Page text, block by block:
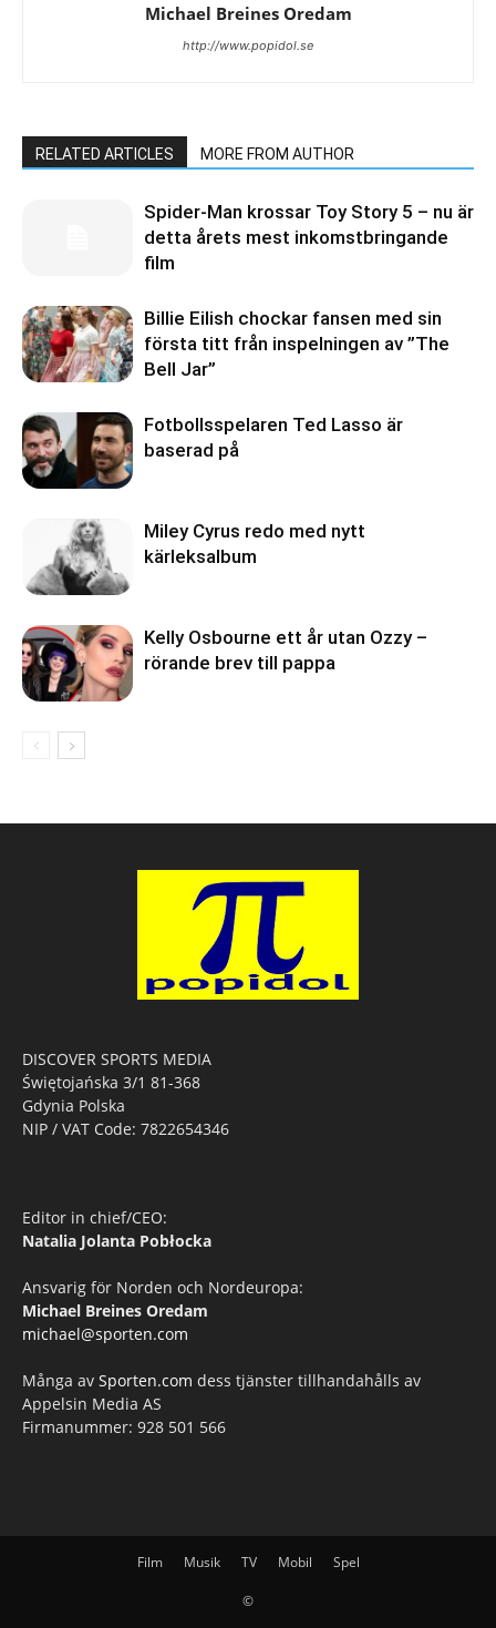
Michael Breines Oredam
http://www.popidol.se
RELATED ARTICLES MORE FROM AUTHOR
Spider-Man krossar Toy Story 5 – nu är
detta årets mest inkomstbringande
film
Billie Eilish chockar fansen med sin
första titt från inspelningen av ”The
Bell Jar”
Fotbollsspelaren Ted Lasso är
baserad på
Miley Cyrus redo med nytt
kärleksalbum
Kelly Osbourne ett år utan Ozzy –
rörande brev till pappa
DISCOVER SPORTS MEDIA
Świętojańska 3/1 81-368
Gdynia Polska
NIP / VAT Code: 7822654346
Editor in chief/CEO:
Natalia Jolanta Pobłocka
Ansvarig för Norden och Nordeuropa:
Michael Breines Oredam
michael@sporten.com
Många av Sporten.com dess tjänster tillhandahålls av
Appelsin Media AS
Firmanummer: 928 501 566
Film Musik TV Mobil Spel
©